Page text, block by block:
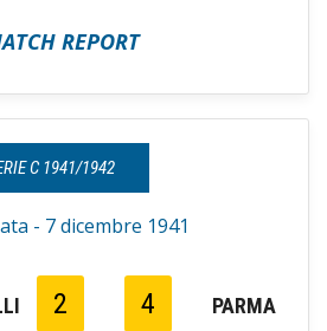
REPORT
C 1941/1942
- 7 dicembre 1941
2 4 PARMA